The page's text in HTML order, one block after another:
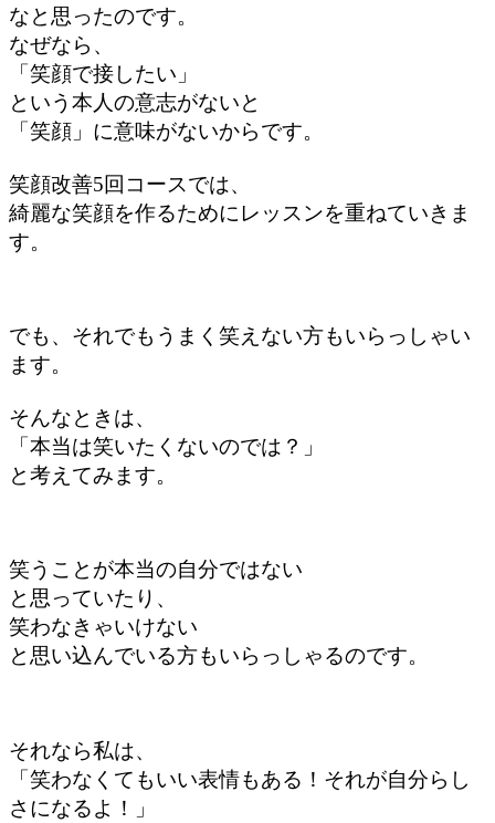
なと思ったのです。
なぜなら、
「笑顔で接したい」
という本人の意志がないと
「笑顔」に意味がないからです。
笑顔改善5回コースでは、
綺麗な笑顔を作るためにレッスンを重ねていきま
す。
でも、それでもうまく笑えない方もいらっしゃい
ます。
そんなときは、
「本当は笑いたくないのでは？」
と考えてみます。
笑うことが本当の自分ではない
と思っていたり、
笑わなきゃいけない
と思い込んでいる方もいらっしゃるのです。
それなら私は、
「笑わなくてもいい表情もある！それが自分らし
さになるよ！」